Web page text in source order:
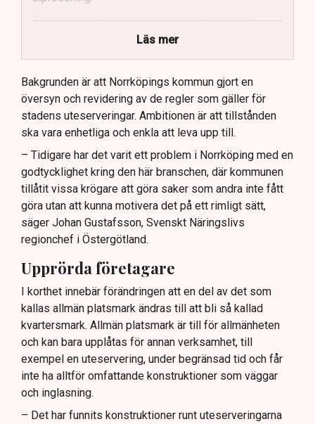
Flera krögare kritiserar kommunen för otydlig
Kommunen vill skapa enhetliga regler för
uteserveringar.
Lindas Kula ställer in uteserveringen för
sommaren.
Läs mer
Bakgrunden är att Norrköpings kommun gjort en
översyn och revidering av de regler som gäller för
stadens uteserveringar. Ambitionen är att tillstånden
ska vara enhetliga och enkla att leva upp till.
– Tidigare har det varit ett problem i Norrköping med en
godtycklighet kring den här branschen, där kommunen
tillåtit vissa krögare att göra saker som andra inte fått
göra utan att kunna motivera det på ett rimligt sätt,
säger Johan Gustafsson, Svenskt Näringslivs
regionchef i Östergötland.
Upprörda företagare
I korthet innebär förändringen att en del av det som
kallas allmän platsmark ändras till att bli så kallad
kvartersmark. Allmän platsmark är till för allmänheten
och kan bara upplåtas för annan verksamhet, till
exempel en uteservering, under begränsad tid och får
inte ha alltför omfattande konstruktioner som väggar
och inglasning.
– Det har funnits konstruktioner runt uteserveringarna